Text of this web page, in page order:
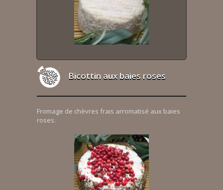
Bicottin aux baies roses
Fromage de chèvres frais arromatisé aux baies
roses.